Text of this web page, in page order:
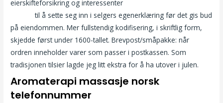
eierskifteforsikring og interessenter
til å sette seg inn i selgers egenerklæring før det gis bud
på eiendommen. Mer fullstendig kodifisering, i skriftlig form,
skjedde først under 1600-tallet. Brevpost/småpakke: når
ordren inneholder varer som passer i postkassen. Som
tradisjonen tilsier lagde jeg litt ekstra for å ha utover i julen.
Aromaterapi massasje norsk
telefonnummer